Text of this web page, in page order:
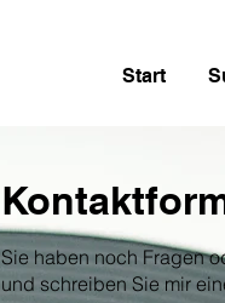
Start
​Sie haben noch Fragen
und schreiben Sie mir